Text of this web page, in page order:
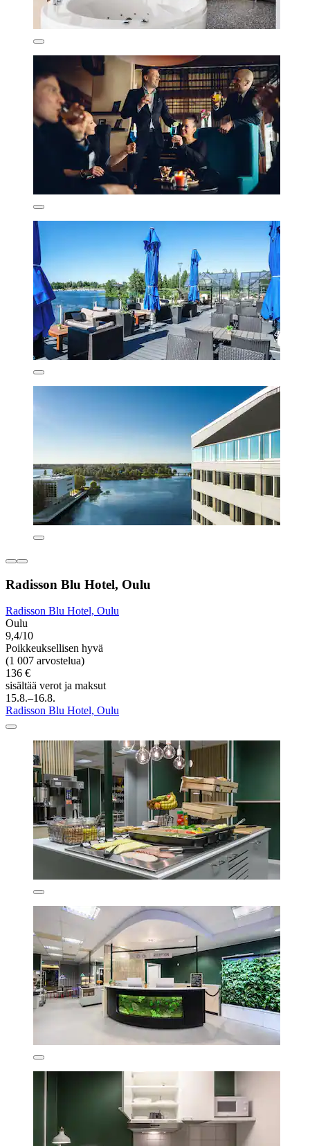
Radisson Blu Hotel, Oulu
Radisson Blu Hotel, Oulu
Oulu
9,4/10
Poikkeuksellisen hyvä
(1 007 arvostelua)
136 €
sisältää verot ja maksut
15.8.–16.8.
Radisson Blu Hotel, Oulu